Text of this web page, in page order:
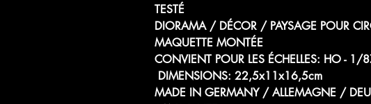
TESTÉ
DIORAMA / DÉCOR / PAYSAGE POUR
MAQUETTE MONTÉE
CONVIENT POUR LES ÉCHELLES: HO -
DIMENSIONS: 22,5x11x16,5cm
MADE IN GERMANY / ALLEMAGNE /